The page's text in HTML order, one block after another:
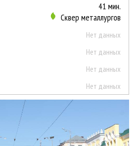
41 мин.
Сквер металлургов
Нет данных
Нет данных
Нет данных
Нет данных